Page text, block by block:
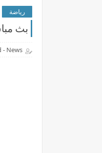
رياضة
بث
- News